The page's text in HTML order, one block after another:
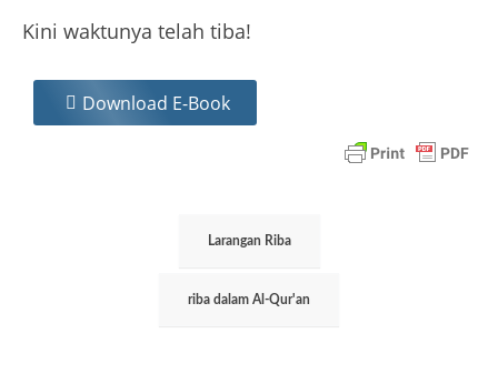
Kini waktunya telah tiba!
Download E-Book
Larangan Riba
riba dalam Al-Qur'an